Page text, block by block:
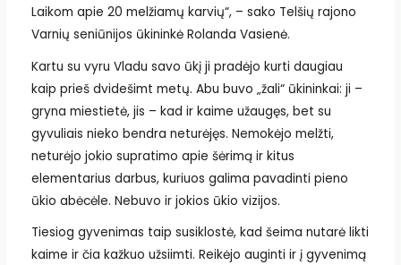
Laikom apie 20 melžiamų karvių“, – sako Telšių rajono
Varnių seniūnijos ūkininkė Rolanda Vasienė.
Kartu su vyru Vladu savo ūkį ji pradėjo kurti daugiau
kaip prieš dvidešimt metų. Abu buvo „žali“ ūkininkai: ji –
gryna miestietė, jis – kad ir kaime užaugęs, bet su
gyvuliais nieko bendra neturėjęs. Nemokėjo melžti,
neturėjo jokio supratimo apie šėrimą ir kitus
elementarius darbus, kuriuos galima pavadinti pieno
ūkio abėcėle. Nebuvo ir jokios ūkio vizijos.
Tiesiog gyvenimas taip susiklostė, kad šeima nutarė likti
kaime ir čia kažkuo užsiimti. Reikėjo auginti ir į gyvenimą